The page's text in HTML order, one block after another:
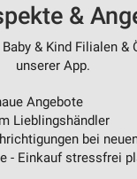
&
& Kind Filialen &
unserer App.
Angebote
Lieblingshändler
bei
- Einkauf stressfrei